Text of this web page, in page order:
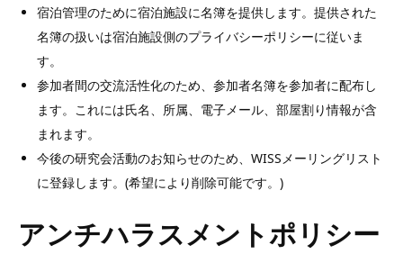
宿泊管理のために宿泊施設に名簿を提供します。提供された
名簿の扱いは宿泊施設側のプライバシーポリシーに従いま
す。
参加者間の交流活性化のため、参加者名簿を参加者に配布し
ます。これには氏名、所属、電子メール、部屋割り情報が含
まれます。
今後の研究会活動のお知らせのため、WISSメーリングリスト
に登録します。(希望により削除可能です。)
アンチハラスメントポリシー